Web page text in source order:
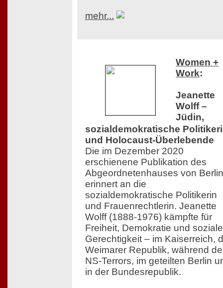
mehr...
Women +
Work:
Jeanette
Wolff –
Jüdin,
sozialdemokratische
und Holocaust-Überlebende
Die im Dezember 2020
erschienene Publikation des
Abgeordnetenhauses von Berlin
erinnert an die
sozialdemokratische Politikerin
und Frauenrechtlerin. Jeanette
Wolff (1888-1976) kämpfte für
Freiheit, Demokratie und soziale
Gerechtigkeit – im Kaiserreich,
Weimarer Republik, während
NS-Terrors, im geteilten Berlin
in der Bundesrepublik.